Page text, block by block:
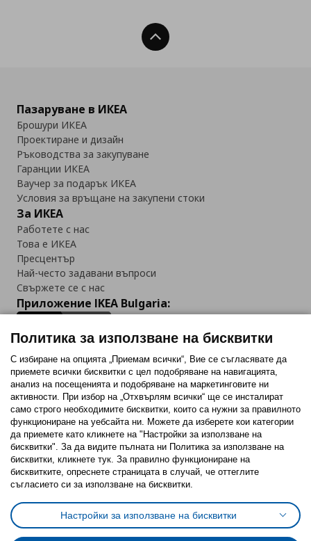
Нагоре
Пазаруване в ИКЕА
Брошури ИКЕА
Проектиране и дизайн
Ръководства за закупуване
Гаранции ИКЕА
Ваучер за подарък ИКЕА
Условия за връщане на закупени стоки
За ИКЕА
Работете с нас
Това е ИКЕА
Пресцентър
Най-често задавани въпроси
Свържете се с нас
Приложение IKEA Bulgaria:
Последвайте ни:
FacebookTwitterYoutubePinterestInstagram
Политика за използване на бисквитки (Cookies)
Избор на настройки за използване на бисквитки
Условия за ползване на ikea.bgОбща политика за личните данни
Политика за защита на личните данни на ikea.bg
Политика за използване на бисквитки
С избиране на опцията „Приемам всички“, Вие се съгласявате да
приемете всички бисквитки с цел подобряване на навигацията,
анализ на посещенията и подобряване на маркетинговите ни
активности. При избор на „Отхвърлям всички“ ще се инсталират
само строго необходимитe бисквитки, които са нужни за правилното
функциониране на уебсайта ни. Можете да изберете кои категории
да приемете като кликнете на "Настройки за използване на
бисквитки". За да видите пълната ни Политика за използване на
бисквитки, кликнете тук. За правилно функциониране на
бисквитките, опреснете страницата в случай, че оттеглите
съгласието си за използване на бисквитки.
Настройки за използване на бисквитки